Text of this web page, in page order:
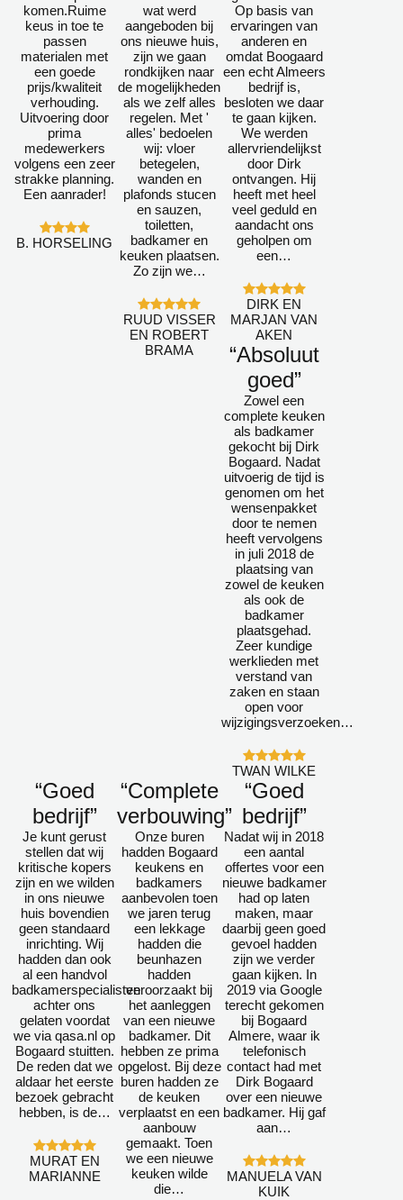
komen.Ruime
keus in toe te
passen
materialen met
een goede
prijs/kwaliteit
verhouding.
Uitvoering door
prima
medewerkers
volgens een zeer
strakke planning.
Een aanrader!
B. HORSELING
wat werd
aangeboden bij
ons nieuwe huis,
zijn we gaan
rondkijken naar
de mogelijkheden
als we zelf alles
regelen. Met '
alles' bedoelen
wij: vloer
betegelen,
wanden en
plafonds stucen
en sauzen,
toiletten,
badkamer en
keuken plaatsen.
Zo zijn we…
RUUD VISSER
EN ROBERT
BRAMA
Op basis van
ervaringen van
anderen en
omdat Boogaard
een echt Almeers
bedrijf is,
besloten we daar
te gaan kijken.
We werden
allervriendelijkst
door Dirk
ontvangen. Hij
heeft met heel
veel geduld en
aandacht ons
geholpen om
een…
DIRK EN
MARJAN VAN
AKEN
“Absoluut
goed”
Zowel een
complete keuken
als badkamer
gekocht bij Dirk
Bogaard. Nadat
uitvoerig de tijd is
genomen om het
wensenpakket
door te nemen
heeft vervolgens
in juli 2018 de
plaatsing van
zowel de keuken
als ook de
badkamer
plaatsgehad.
Zeer kundige
werklieden met
verstand van
zaken en staan
open voor
wijzigingsverzoeken…
TWAN WILKE
“Goed
bedrijf”
Je kunt gerust
stellen dat wij
kritische kopers
zijn en we wilden
in ons nieuwe
huis bovendien
geen standaard
inrichting. Wij
hadden dan ook
al een handvol
badkamerspecialisten
achter ons
gelaten voordat
we via qasa.nl op
Bogaard stuitten.
De reden dat we
aldaar het eerste
bezoek gebracht
hebben, is de…
MURAT EN
MARIANNE
“Complete
verbouwing”
Onze buren
hadden Bogaard
keukens en
badkamers
aanbevolen toen
we jaren terug
een lekkage
hadden die
beunhazen
hadden
veroorzaakt bij
het aanleggen
van een nieuwe
badkamer. Dit
hebben ze prima
opgelost. Bij deze
buren hadden ze
de keuken
verplaatst en een
aanbouw
gemaakt. Toen
we een nieuwe
keuken wilde
die…
“Goed
bedrijf”
Nadat wij in 2018
een aantal
offertes voor een
nieuwe badkamer
had op laten
maken, maar
daarbij geen goed
gevoel hadden
zijn we verder
gaan kijken. In
2019 via Google
terecht gekomen
bij Bogaard
Almere, waar ik
telefonisch
contact had met
Dirk Bogaard
over een nieuwe
badkamer. Hij gaf
aan…
MANUELA VAN
KUIK